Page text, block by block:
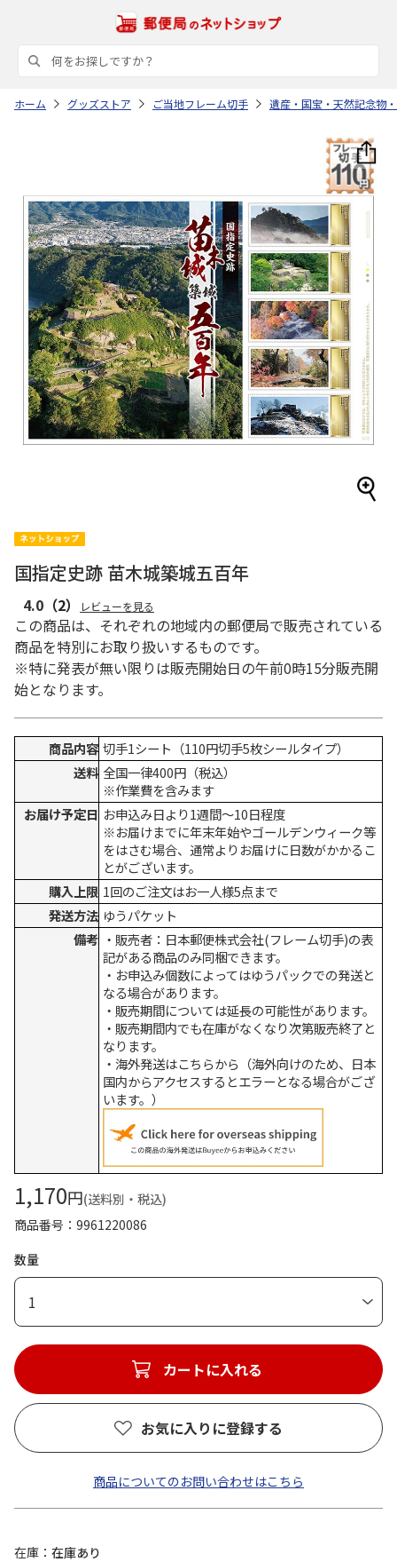
ホーム グッズストア ご当地フレーム切手 遺産・国宝・天然記念物
国指定史跡 苗木城築城五百年
4.0 （2） レビューを見る
この商品は、それぞれの地域内の郵便局で販売されている
商品を特別にお取り扱いするものです。
※特に発表が無い限りは販売開始日の午前0時15分販売開
始となります。
商品内容 切手1シート（110円切手5枚シールタイプ）
送料 全国一律400円（税込）
※作業費を含みます
お届け予定日 お申込み日より1週間～10日程度
※お届けまでに年末年始やゴールデンウィーク等
をはさむ場合、通常よりお届けに日数がかかるこ
とがございます。
購入上限 1回のご注文はお一人様5点まで
発送方法 ゆうパケット
備考 ・販売者：日本郵便株式会社(フレーム切手)の表
記がある商品のみ同梱できます。
・お申込み個数によってはゆうパックでの発送と
なる場合があります。
・販売期間については延長の可能性があります。
・販売期間内でも在庫がなくなり次第販売終了と
なります。
・海外発送はこちらから（海外向けのため、日本
国内からアクセスするとエラーとなる場合がござ
います。）
1,170円(送料別・税込)
商品番号
9961220086
数量
1
カートに入れる
お気に入りに登録する
商品についてのお問い合わせはこちら
在庫
在庫あり